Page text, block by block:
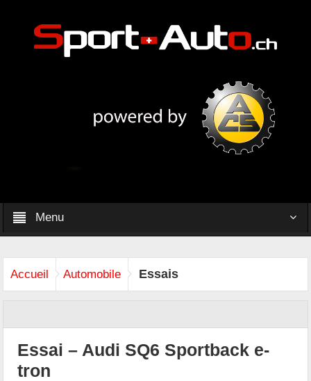
Menu
Accueil Automobile Essais
Essai – Audi SQ6 Sportback e-
tron